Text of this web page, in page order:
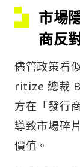
市場
商反
儘管政策看
ritize 總裁
方在「發行
導致市場碎
價值。